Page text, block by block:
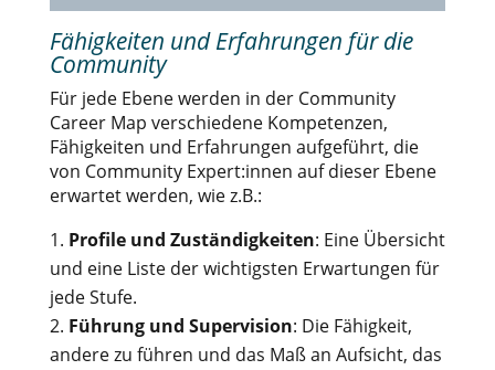
Fähigkeiten und Erfahrungen für die
Community
Für jede Ebene werden in der Community
Career Map verschiedene Kompetenzen,
Fähigkeiten und Erfahrungen aufgeführt, die
von Community Expert:innen auf dieser Ebene
erwartet werden, wie z.B.:
Profile und Zuständigkeiten: Eine Übersicht
und eine Liste der wichtigsten Erwartungen für
jede Stufe.
Führung und Supervision: Die Fähigkeit,
andere zu führen und das Maß an Aufsicht, das